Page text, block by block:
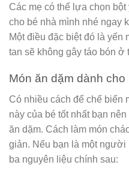
Các mẹ có thể lựa chọn
cho bé nhà mình nhé ngay
Một điều đặc biệt đó là yến
tan sẽ không gây táo bón ở
Món ăn dặm dành
Có nhiều cách để chế biến
này của bé tốt nhất bạn
ăn dặm. Cách làm món
giản. Nếu bạn là một người
ba nguyên liệu chính sau: